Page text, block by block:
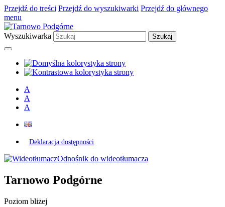
Przejdź do treści Przejdź do wyszukiwarki Przejdź do głównego
menu
Wyszukiwarka
A
A
A
Deklaracja dostępności
Odnośnik do wideotłumacza
Tarnowo Podgórne
Poziom bliżej